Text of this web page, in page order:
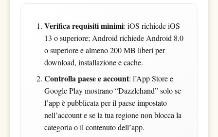
Verifica requisiti minimi: iOS richiede iOS
13 o superiore; Android richiede Android 8.0
o superiore e almeno 200 MB liberi per
download, installazione e cache.
Controlla paese e account: l’App Store e
Google Play mostrano “Dazzlehand” solo se
l’app è pubblicata per il paese impostato
nell’account e se la tua regione non blocca la
categoria o il contenuto dell’app.